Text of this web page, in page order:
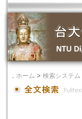
． ホーム > 検索システム